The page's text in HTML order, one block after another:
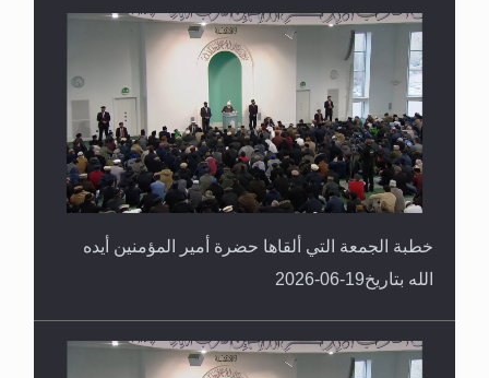
خطبة الجمعة التي ألقاها حضرة أمير المؤمنين أيده
الله بتاريخ19-06-2026